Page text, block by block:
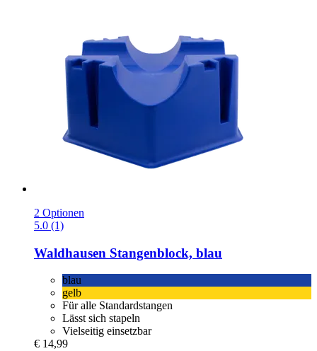
2 Optionen
5.0 (1)
Waldhausen Stangenblock, blau
blau
gelb
Für alle Standardstangen
Lässt sich stapeln
Vielseitig einsetzbar
€ 14,99